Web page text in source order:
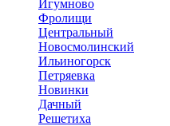
Игумново
Фролищи
Центральный
Новосмолинский
Ильиногорск
Петряевка
Новинки
Дачный
Решетиха